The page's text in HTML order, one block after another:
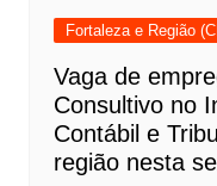
Fortaleza e Região
Vaga de
Consultivo no
Contábil e
região nesta